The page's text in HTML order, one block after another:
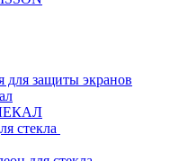
для защиты экранов
стекла